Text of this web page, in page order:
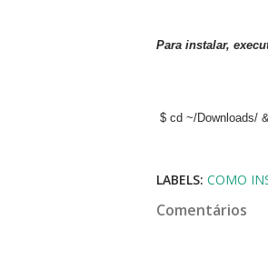
Para instalar,
$ cd ~/Downloads/
LABELS: COMO
Comentários